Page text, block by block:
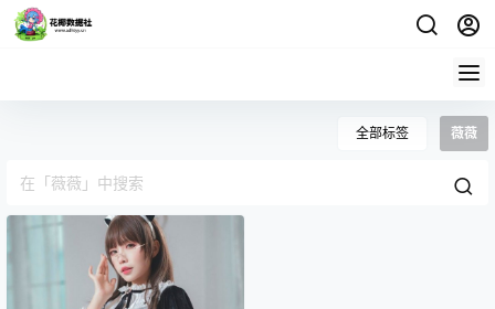
全部标签 薇薇